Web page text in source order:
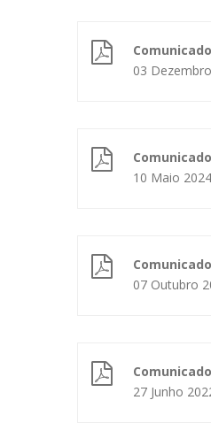
03
10 Maio 2024
07 Outubro
27 Junho